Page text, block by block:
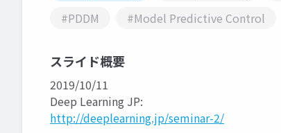
#PDDM
#Model Predictive Control
スライド概要
2019/10/11
Deep Learning JP:
http://deeplearning.jp/seminar-2/